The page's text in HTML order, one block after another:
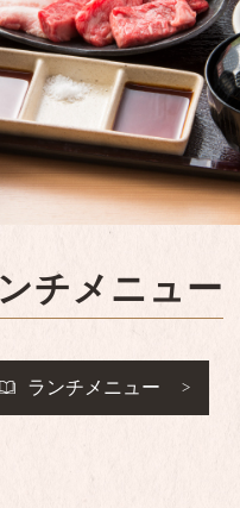
チメニュー
ランチメニュー